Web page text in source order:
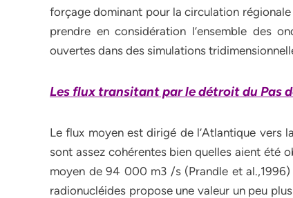
forçage dominant pour la circulation
prendre en considération l’ensemble des
ouvertes dans des simulations
Les flux transitant par le détroit du Pas
Le flux moyen est dirigé de l’Atlantique vers
sont assez cohérentes bien quelles aient été
moyen de 94 000 m3 /s (Prandle et
radionucléides propose une valeur un peu